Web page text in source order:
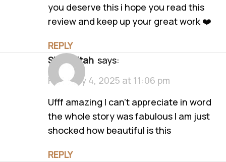
you deserve this i hope you read this
review and keep up your great work ❤️
REPLY
Shaguftah says:
February 4, 2025 at 11:06 pm
Ufff amazing I can’t appreciate in word
the whole story was fabulous I am just
shocked how beautiful is this
REPLY